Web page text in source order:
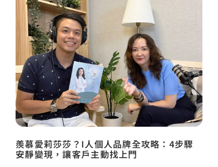
羨慕愛莉莎莎？I人個人品牌全攻略：4步驟
安靜變現，讓客戶主動找上門